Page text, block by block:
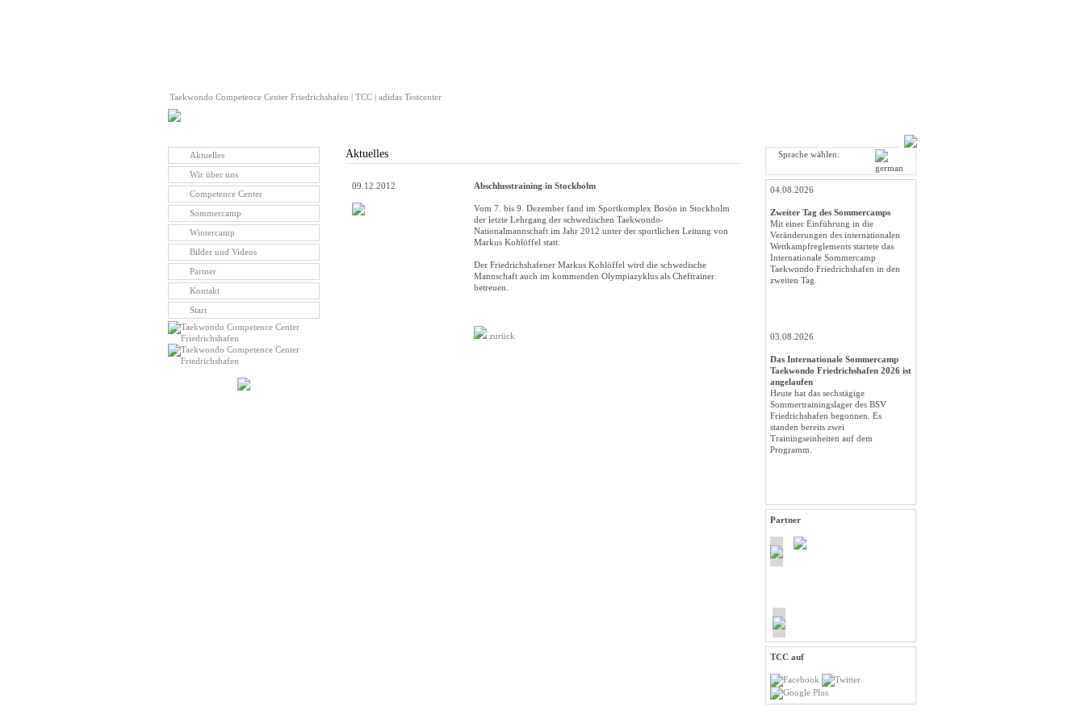
Taekwondo Competence Center Friedrichshafen | TCC | adidas Testcenter
Aktuelles
Wir über uns
Competence Center
Sommercamp
Wintercamp
Bilder und Videos
Partner
Kontakt
Start
Aktuelles
09.12.2012 Abschlusstraining in Stockholm
Vom 7. bis 9. Dezember fand im Sportkomplex Bosön in Stockholm
der letzte Lehrgang der schwedischen Taekwondo-
Nationalmannschaft im Jahr 2012 unter der sportlichen Leitung von
Markus Kohlöffel statt.
Der Friedrichshafener Markus Kohlöffel wird die schwedische
Mannschaft auch im kommenden Olympiazyklus als Cheftrainer
betreuen.
zurück
Sprache wählen:
04.08.2026
Zweiter Tag des Sommercamps
Mit einer Einführung in die
Veränderungen des internationalen
Wettkampfreglements startete das
Internationale Sommercamp
Taekwondo Friedrichshafen in den
zweiten Tag.
03.08.2026
Das Internationale Sommercamp
Taekwondo Friedrichshafen 2026 ist
angelaufen
Heute hat das sechstägige
Sommertrainingslager des BSV
Friedrichshafen begonnen. Es
standen bereits zwei
Trainingseinheiten auf dem
Programm.
Partner
TCC auf